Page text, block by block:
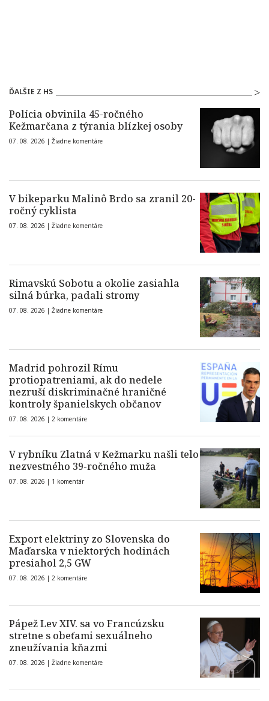
ĎALŠIE Z HS
Polícia obvinila 45-ročného
Kežmarčana z týrania blízkej osoby
07. 08. 2026 | Žiadne komentáre
V bikeparku Malinô Brdo sa zranil 20-
ročný cyklista
07. 08. 2026 | Žiadne komentáre
Rimavskú Sobotu a okolie zasiahla
silná búrka, padali stromy
07. 08. 2026 | Žiadne komentáre
Madrid pohrozil Rímu
protiopatreniami, ak do nedele
nezruší diskriminačné hraničné
kontroly španielskych občanov
07. 08. 2026 | 2 komentáre
V rybníku Zlatná v Kežmarku našli telo
nezvestného 39-ročného muža
07. 08. 2026 | 1 komentár
Export elektriny zo Slovenska do
Maďarska v niektorých hodinách
presiahol 2,5 GW
07. 08. 2026 | 2 komentáre
Pápež Lev XIV. sa vo Francúzsku
stretne s obeťami sexuálneho
zneužívania kňazmi
07. 08. 2026 | Žiadne komentáre